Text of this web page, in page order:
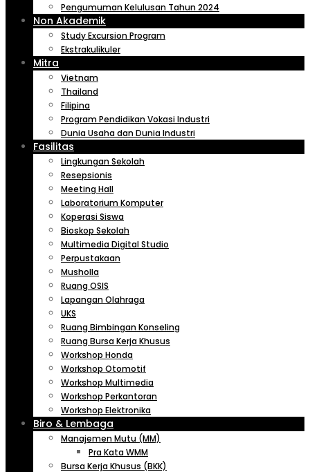
Pengumuman Kelulusan Tahun 2024
Non Akademik
Study Excursion Program
Ekstrakulikuler
Mitra
Vietnam
Thailand
Filipina
Program Pendidikan Vokasi Industri
Dunia Usaha dan Dunia Industri
Fasilitas
Lingkungan Sekolah
Resepsionis
Meeting Hall
Laboratorium Komputer
Koperasi Siswa
Bioskop Sekolah
Multimedia Digital Studio
Perpustakaan
Musholla
Ruang OSIS
Lapangan Olahraga
UKS
Ruang Bimbingan Konseling
Ruang Bursa Kerja Khusus
Workshop Honda
Workshop Otomotif
Workshop Multimedia
Workshop Perkantoran
Workshop Elektronika
Biro & Lembaga
Manajemen Mutu (MM)
Pra Kata WMM
Bursa Kerja Khusus (BKK)